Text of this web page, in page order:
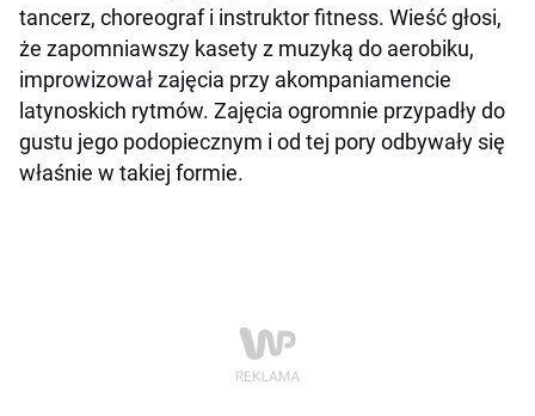
tancerz, choreograf i instruktor fitness. Wieść głosi,
że zapomniawszy kasety z muzyką do aerobiku,
improwizował zajęcia przy akompaniamencie
latynoskich rytmów. Zajęcia ogromnie przypadły do
gustu jego podopiecznym i od tej pory odbywały się
właśnie w takiej formie.